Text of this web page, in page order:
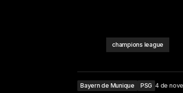
champions league
Bayern de Munique PSG 4 de